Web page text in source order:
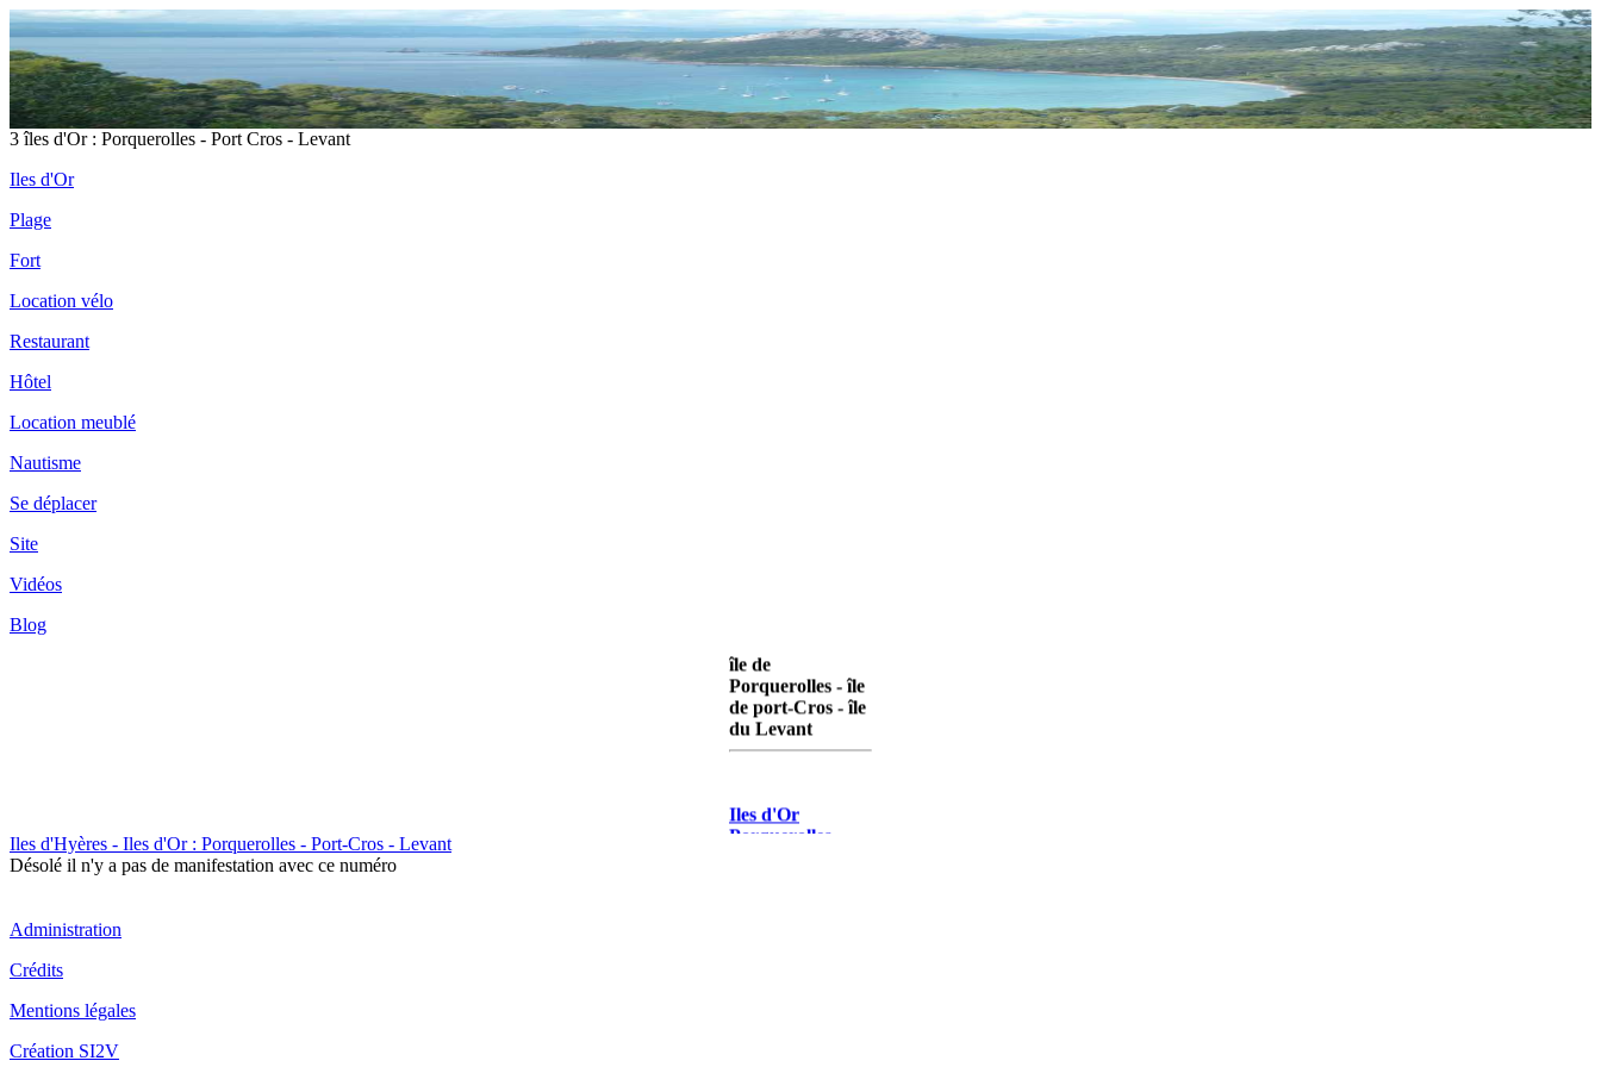
3 îles d'Or : Porquerolles - Port Cros - Levant
Iles d'Or
Plage
Fort
Location vélo
Restaurant
Hôtel
Location meublé
Nautisme
Se déplacer
Site
Vidéos
Blog
île de
Porquerolles - île
de port-Cros - île
du Levant
Iles d'Or
Porquerolles
Iles d'Hyères - Iles d'Or : Porquerolles - Port-Cros - Levant
Désolé il n'y a pas de manifestation avec ce numéro
Administration
Crédits
Mentions légales
Création SI2V